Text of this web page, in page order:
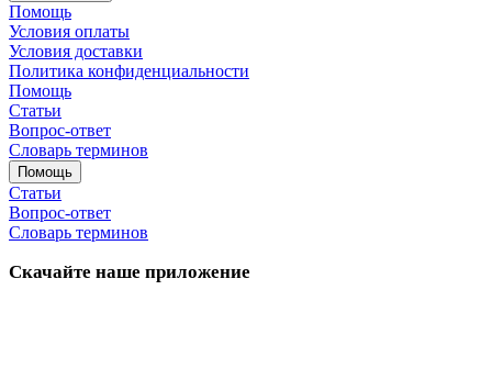
Помощь
Условия оплаты
Условия доставки
Политика конфиденциальности
Помощь
Статьи
Вопрос-ответ
Словарь терминов
Помощь
Статьи
Вопрос-ответ
Словарь терминов
Скачайте наше приложение